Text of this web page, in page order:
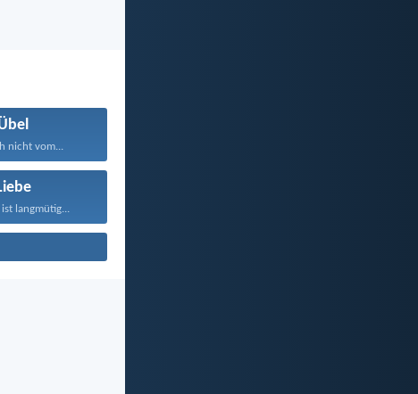
nicht vom...
ist langmütig...